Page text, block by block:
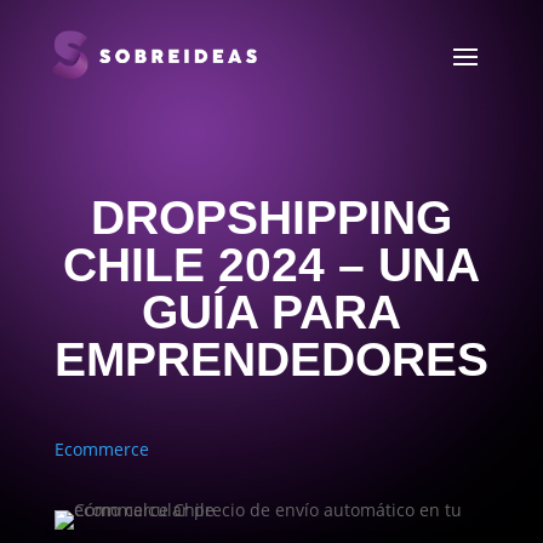
DROPSHIPPING
CHILE 2024 – UNA
GUÍA PARA
EMPRENDEDORES
Ecommerce